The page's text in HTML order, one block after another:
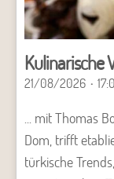
Kulinarische
21/08/2026
... mit Thomas
Dom, trifft
türkische